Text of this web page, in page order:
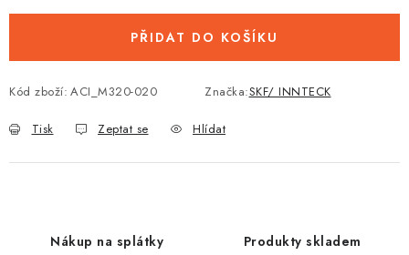
PŘIDAT DO KOŠÍKU
Kód zboží: ACI_M320-020 Značka:SKF/ INNTECK
Tisk Zeptat se Hlídat
Nákup na splátky Produkty skladem